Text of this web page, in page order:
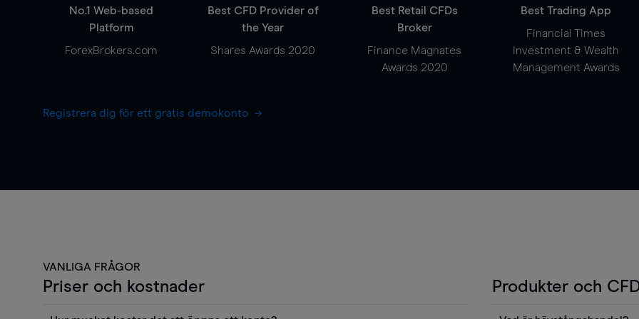
No.1 Web-based
Platform
ForexBrokers.com
Best CFD Provider of
the Year
Shares Awards 2020
Best Retail CFDs
Broker
Finance Magnates
Awards 2020
Best Trading App
Financial Times
Investment & Wealth
Management Awards
Registrera dig för ett gratis demokonto
VANLIGA FRÅGOR
Priser och kostnader Produkter och